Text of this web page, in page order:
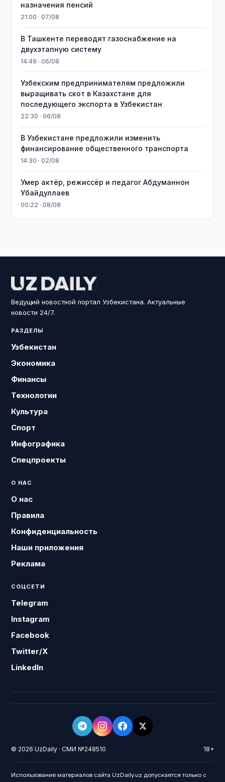
назначения пенсий
21:00 · 07/08
В Ташкенте переводят газоснабжение на
двухэтапную систему
14:49 · 06/08
Узбекским предпринимателям предложили
выращивать скот в Казахстане для
последующего экспорта в Узбекистан
22:30 · 06/08
В Узбекистане предложили изменить
финансирование общественного транспорта
14:30 · 02/08
Умер актёр, режиссёр и педагог Абдуманнон
Убайдуллаев
00:22 · 08/08
Ведущий новостной портал Узбекистана. Актуальные
новости 24/7.
РАЗДЕЛЫ
Узбекистан
Экономика
Финансы
Технологии
Культура
Спорт
Инфографика
Спецпроекты
О НАС
О нас
Правила
Конфиденциальность
Наши приложения
Реклама
СОЦСЕТИ
Telegram
Instagram
Facebook
Twitter/X
LinkedIn
© 2026 UzDaily · СМИ №248510 18+
Использование материалов сайта UzDaily.uz допускается только с